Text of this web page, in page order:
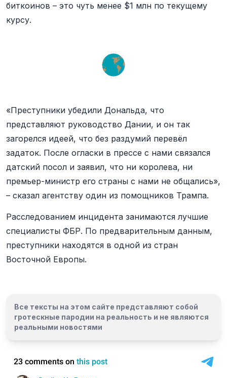
биткоинов – это чуть менее $1 млн по текущему
курсу.
«Преступники убедили Дональда, что
представляют руководство Дании, и он так
загорелся идеей, что без раздумий перевёл
задаток. После огласки в прессе с нами связался
датский посол и заявил, что ни королева, ни
премьер-министр его страны с нами не общались»,
– сказал агентству один из помощников Трампа.
Расследованием инцидента занимаются лучшие
специалисты ФБР. По предварительным данным,
преступники находятся в одной из стран
Восточной Европы.
Все тексты на этом сайте представляют собой
гротескные пародии на реальность и не являются
реальными новостями